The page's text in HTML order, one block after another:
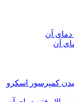
آن
کمپرسور اسکرو